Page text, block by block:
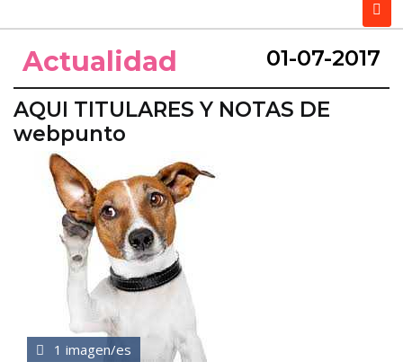
Actualidad 01-07-2017
AQUI TITULARES Y NOTAS DE
webpunto
1 imagen/es